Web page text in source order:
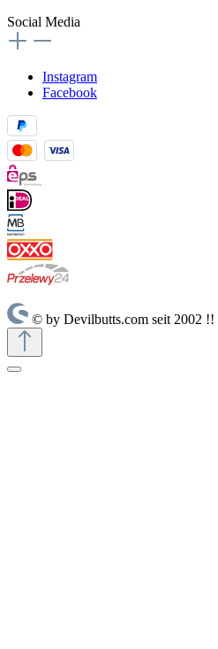
Social Media
Instagram
Facebook
© by Devilbutts.com seit 2002 !!